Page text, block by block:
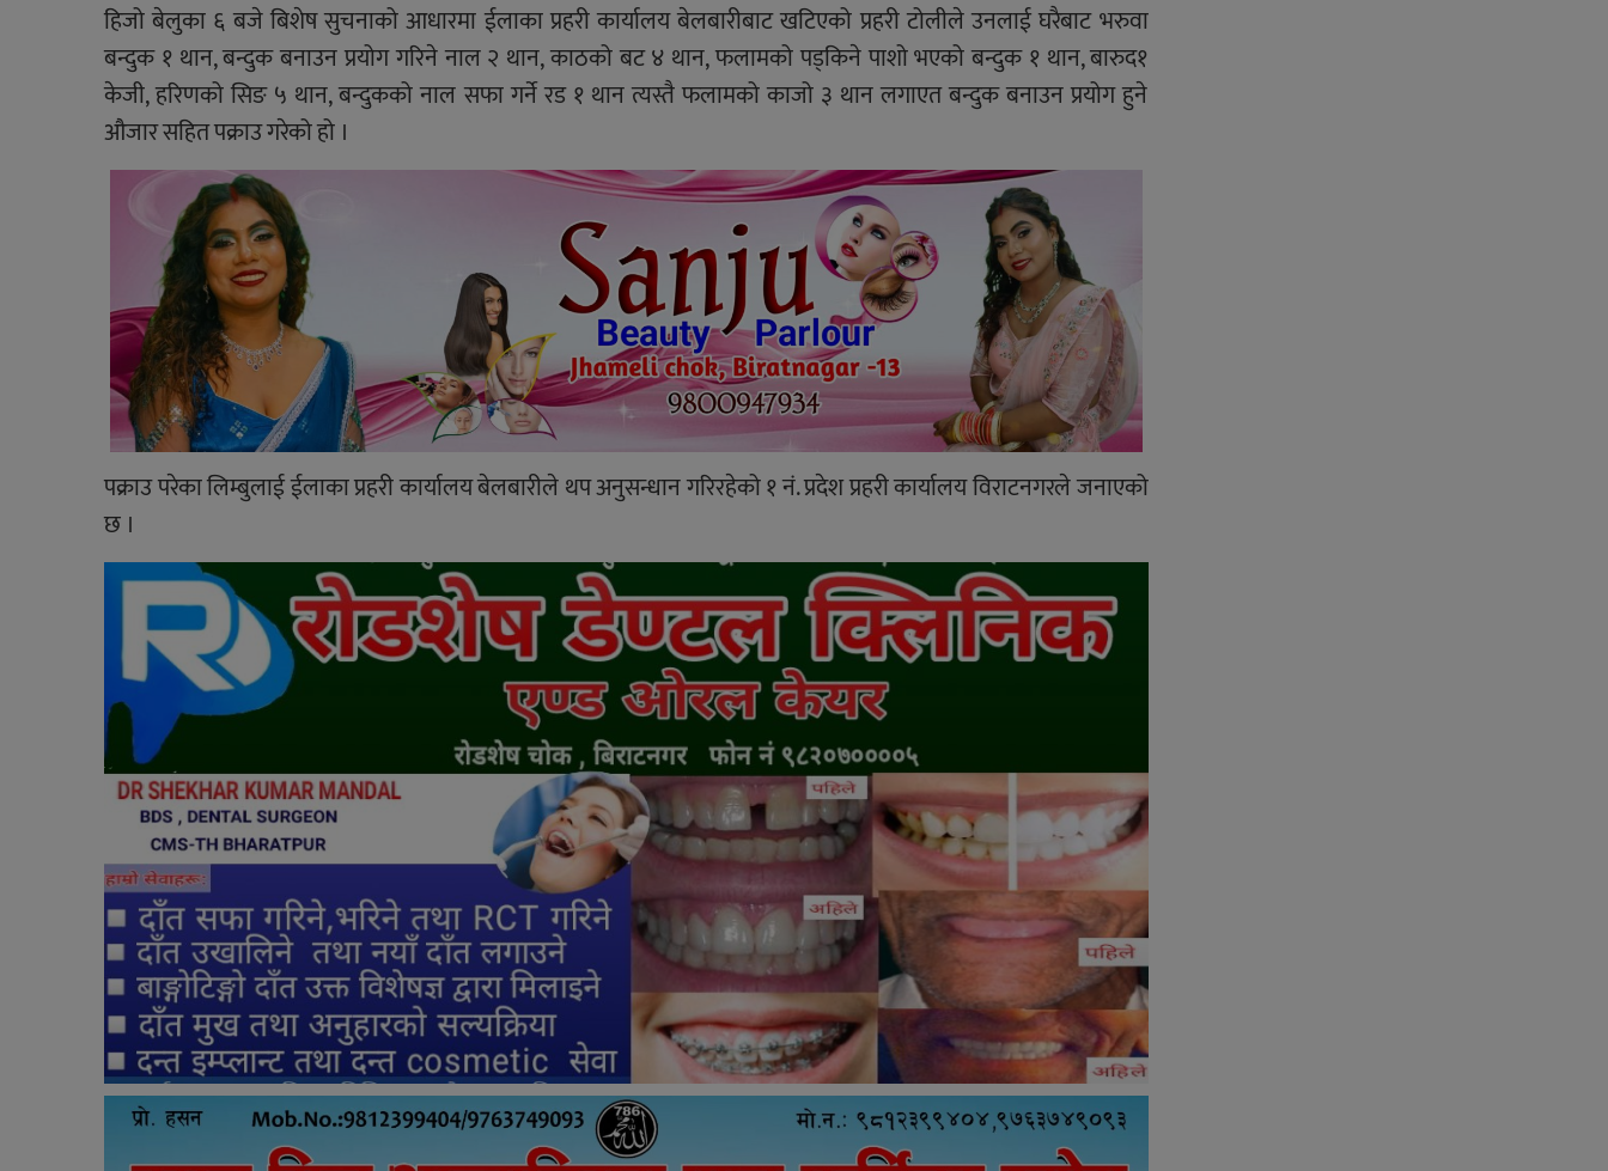
हिजो बेलुका ६ बजे बिशेष सुचनाको आधारमा ईलाका प्रहरी कार्यालय बेलबारीबाट खटिएको प्रहरी टोलीले उनलाई घरैबाट भरुवा
बन्दुक १ थान, बन्दुक बनाउन प्रयोग गरिने नाल २ थान, काठको बट ४ थान, फलामको पड्किने पाशो भएको बन्दुक १ थान, बारुद१
केजी, हरिणको सिङ ५ थान, बन्दुकको नाल सफा गर्ने रड १ थान त्यस्तै फलामको काजो ३ थान लगाएत बन्दुक बनाउन प्रयोग हुने
औजार सहित पक्राउ गरेको हो ।
पक्राउ परेका लिम्बुलाई ईलाका प्रहरी कार्यालय बेलबारीले थप अनुसन्धान गरिरहेको १ नं. प्रदेश प्रहरी कार्यालय विराटनगरले जनाएको
छ ।